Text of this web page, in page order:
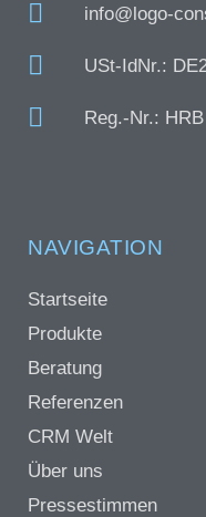
info@logo-
USt-IdNr.:
Reg.-Nr.:
NAVIGATION
Startseite
Produkte
Beratung
Referenzen
CRM Welt
Über uns
Pressestimmen